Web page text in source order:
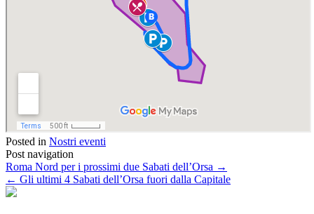
Posted in Nostri eventi
Post navigation
Roma Nord per i prossimi due Sabati dell’Orsa →
← Gli ultimi 4 Sabati dell’Orsa fuori dalla Capitale